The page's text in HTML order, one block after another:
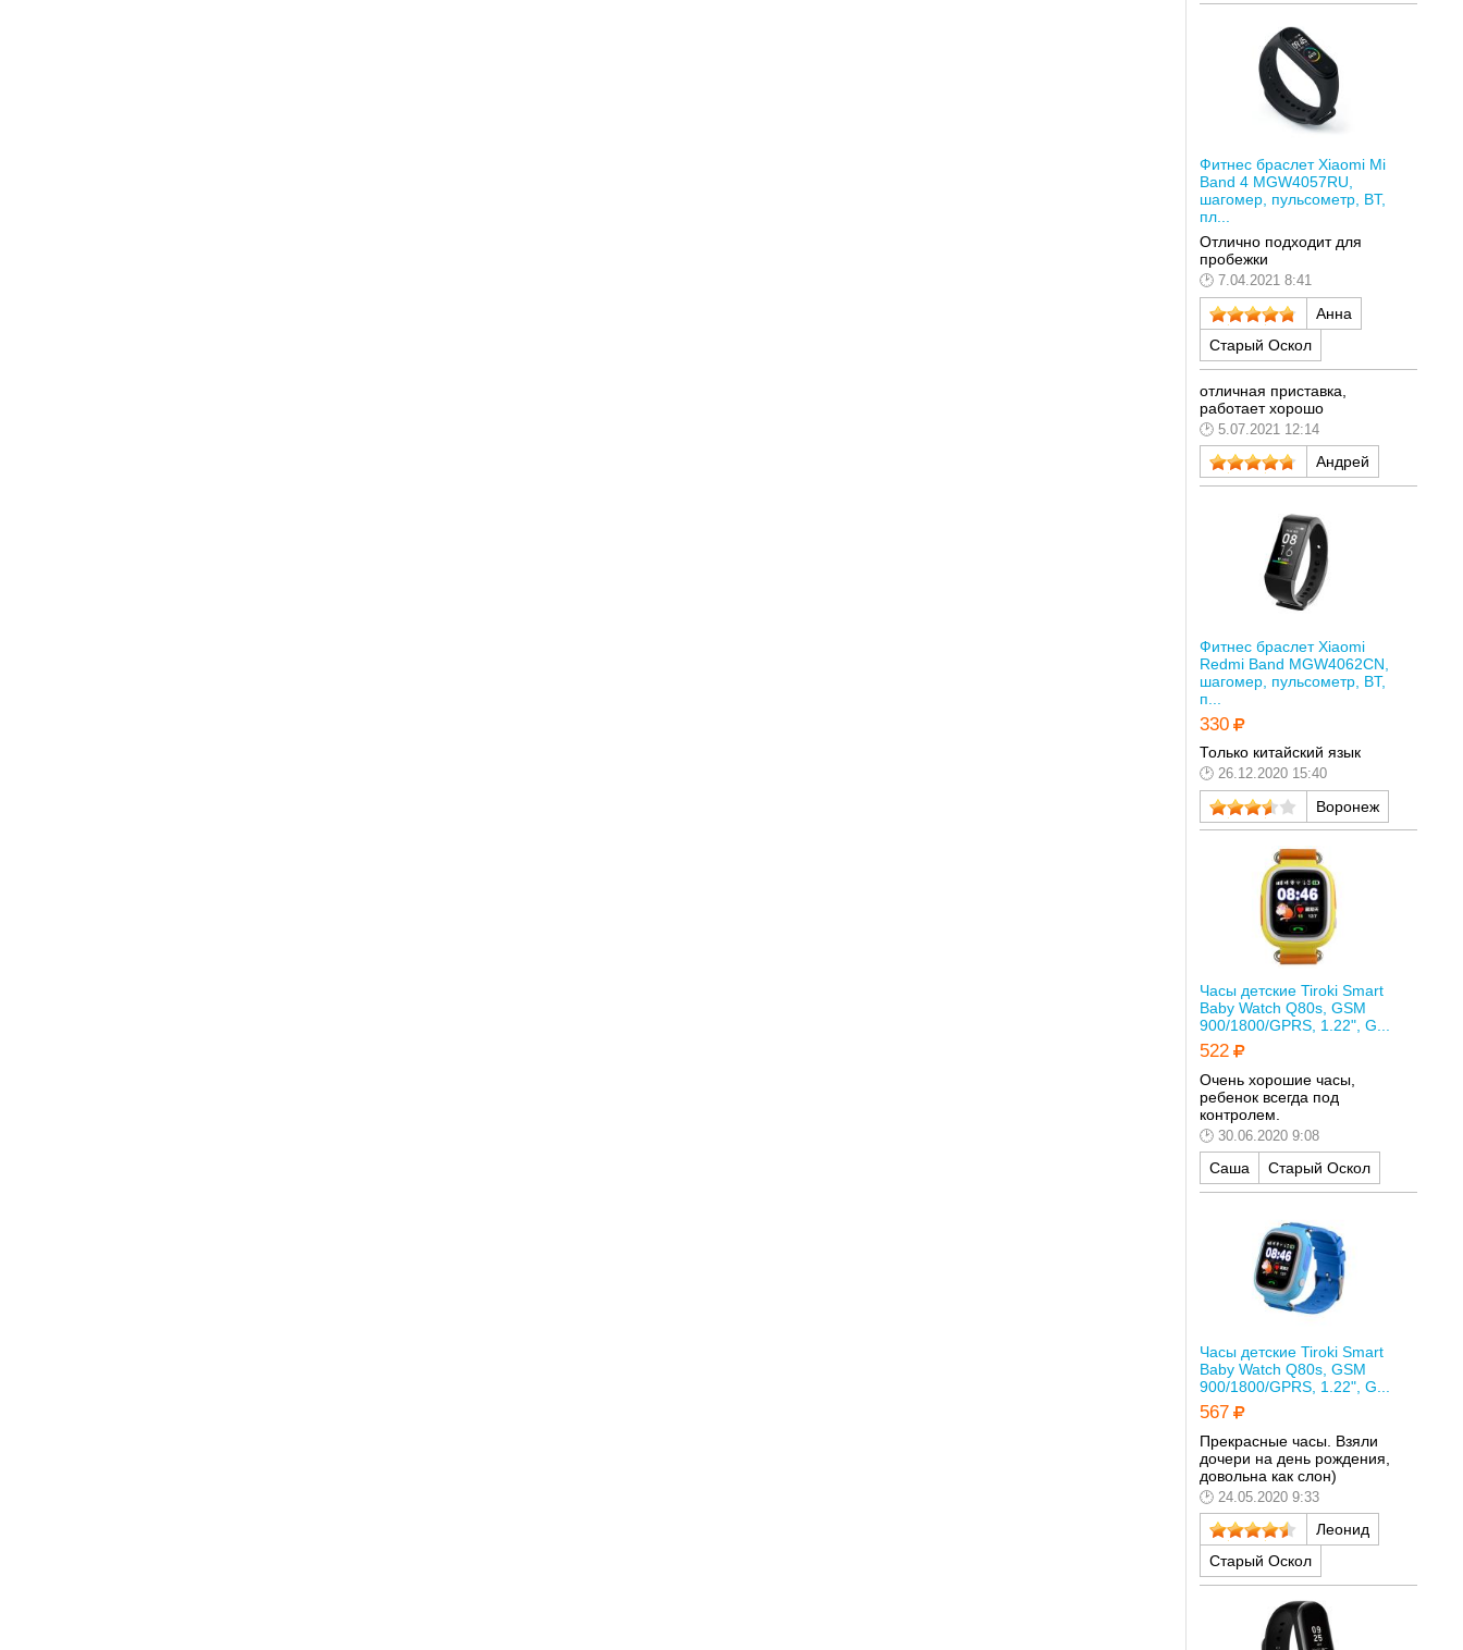
Фитнес браслет Xiaomi Mi
Band 4 MGW4057RU,
шагомер, пульсометр, BT,
пл...
Отлично подходит для
пробежки
7.04.2021 8:41
Анна
Старый Оскол
отличная приставка,
работает хорошо
5.07.2021 12:14
Андрей
Фитнес браслет Xiaomi
Redmi Band MGW4062CN,
шагомер, пульсометр, BT,
п...
330
Только китайский язык
26.12.2020 15:40
Воронеж
Часы детские Tiroki Smart
Baby Watch Q80s, GSM
900/1800/GPRS, 1.22", G...
522
Очень хорошие часы,
ребенок всегда под
контролем.
30.06.2020 9:08
Саша Старый Оскол
Часы детские Tiroki Smart
Baby Watch Q80s, GSM
900/1800/GPRS, 1.22", G...
567
Прекрасные часы. Взяли
дочери на день рождения,
довольна как слон)
24.05.2020 9:33
Леонид
Старый Оскол